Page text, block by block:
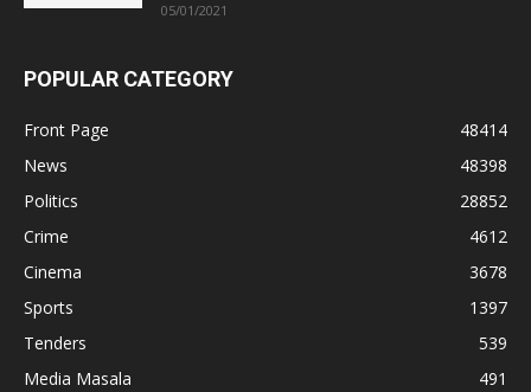
05/01/2021
POPULAR CATEGORY
Front Page
48414
News
48398
Politics
28852
Crime
4612
Cinema
3678
Sports
1397
Tenders
539
Media Masala
491